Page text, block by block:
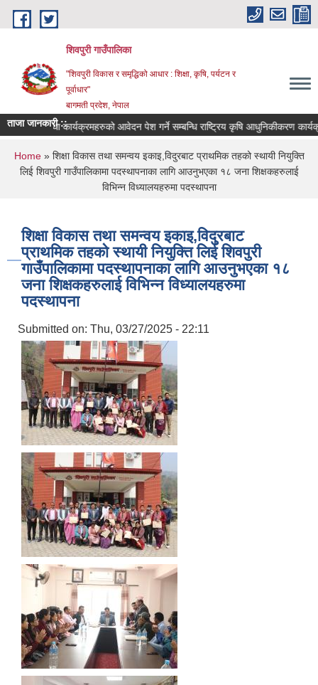
Skip to main content
शिवपुरी गाउँपालिका
"शिवपुरी विकास र समृद्धिको आधार : शिक्षा, कृषि, पर्यटन र
पूर्वाधार"
बागमती प्रदेश, नेपाल
ताजा जानकारी ::
कार्यक्रमहरुको आवेदन पेश गर्ने सम्बन्धि राष्ट्रिय कृषि आधुनिकीकरण कार्यक्रम को
You are here
Home» शिक्षा विकास तथा समन्वय इकाइ,विदुरबाट प्राथमिक तहको स्थायी नियुक्ति
लिई शिवपुरी गाउँपालिकामा पदस्थापनाका लागि आउनुभएका १८ जना शिक्षकहरुलाई
विभिन्न विध्यालयहरुमा पदस्थापना
शिक्षा विकास तथा समन्वय इकाइ,विदुरबाट
प्राथमिक तहको स्थायी नियुक्ति लिई शिवपुरी
गाउँपालिकामा पदस्थापनाका लागि आउनुभएका १८
जना शिक्षकहरुलाई विभिन्न विध्यालयहरुमा
पदस्थापना
Submitted on: Thu, 03/27/2025 - 22:11